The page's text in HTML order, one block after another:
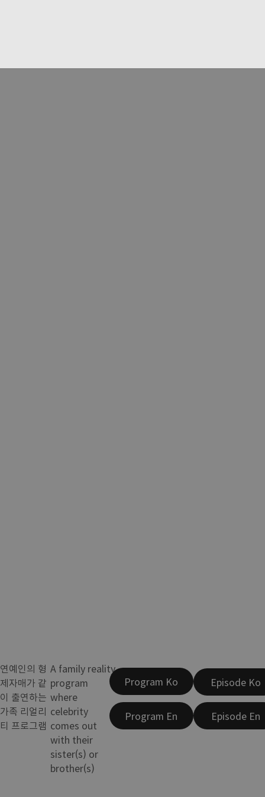
연예인의 형
제자매가 같
이 출연하는
가족 리얼리
티 프로그램
A family reality
program
where
celebrity
comes out
with their
sister(s) or
brother(s)
Program Ko
Program En
Episode Ko
Episode En